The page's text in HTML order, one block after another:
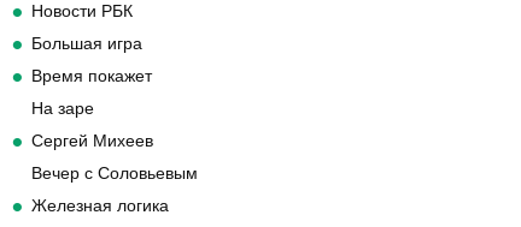
Новости РБК
Большая игра
Время покажет
На заре
Сергей Михеев
Вечер с Соловьевым
Железная логика